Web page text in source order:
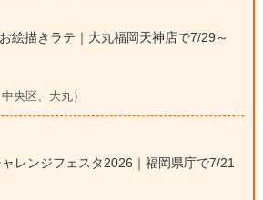
絵描きラテ｜大丸福岡天神店で7/29～
央区、大丸）
レンジフェスタ2026｜福岡県庁で7/21